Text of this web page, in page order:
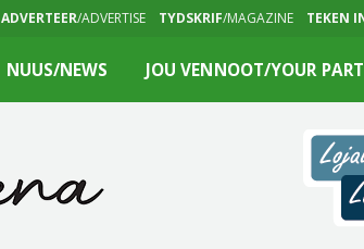
ADVERTEER/ADVERTISE TYDSKRIF/MAGAZINE TEKEN
NUUS/NEWS JOU VENNOOT/YOUR